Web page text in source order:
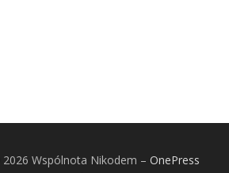
Wspólnota Nikodem – OnePress